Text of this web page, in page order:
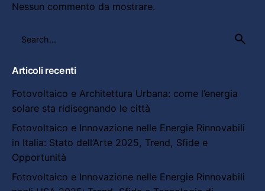
Nessun commento da mostrare.
for
Articoli recenti
Fotovoltaico e Architettura Urbana: come l’energia
solare sta ridisegnando le città
Fotovoltaico e Innovazione nelle Energie Rinnovabili
in Italia: Stato dell’Arte 2025, Trend, Sfide e
Opportunità
Fotovoltaico e Innovazione nelle Energie Rinnovabili